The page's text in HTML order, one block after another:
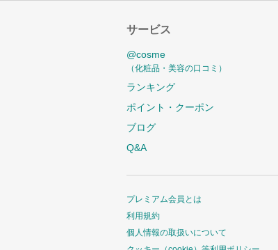
サービス
@cosme
（化粧品・美容の口コミ）
ランキング
ポイント・クーポン
ブログ
Q&A
プレミアム会員とは
利用規約
個人情報の取扱いについて